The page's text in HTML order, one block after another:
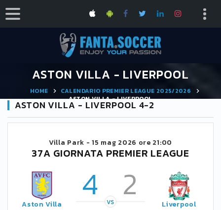
ASTON VILLA - LIVERPOOL
HOME
CALENDARIO PREMIER LEAGUE 2025/2026
ASTON VILLA - LIVERPOOL
ASTON VILLA - LIVERPOOL 4-2
Villa Park -15 mag 2026 ore 21:00
37A GIORNATA PREMIER LEAGUE
Aston Villa 4 2
VS Liverpool